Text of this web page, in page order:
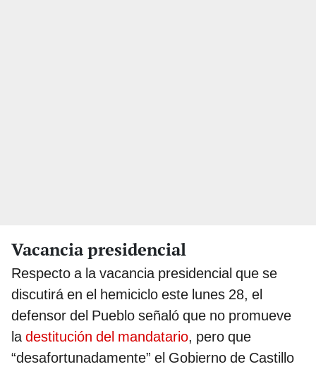
Vacancia presidencial
Respecto a la vacancia presidencial que se
discutirá en el hemiciclo este lunes 28, el
defensor del Pueblo señaló que no promueve
ladestitución del mandatario, pero que
“desafortunadamente” el Gobierno de Castillo